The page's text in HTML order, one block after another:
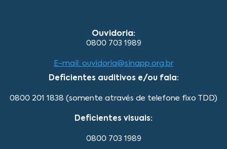
Ouvidoria:
0800 703 1989
E-mail: ouvidoria@sinapp.org.br
Deficientes auditivos e/ou fala:
0800 201 1838 (somente através de telefone fixo TDD)
Deficientes visuais:
0800 703 1989